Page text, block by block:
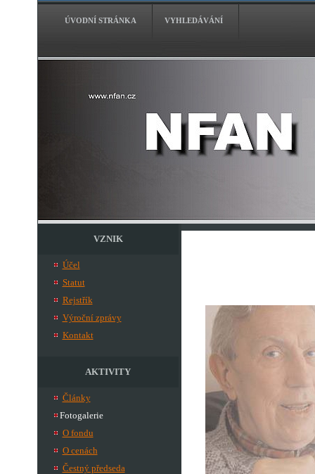
ÚVODNÍ STRÁNKA VYHLEDÁVÁNÍ
VZNIK
Účel
Statut
Rejstřík
Výroční zprávy
Kontakt
AKTIVITY
Články
Fotogalerie
O fondu
O cenách
Čestný předseda